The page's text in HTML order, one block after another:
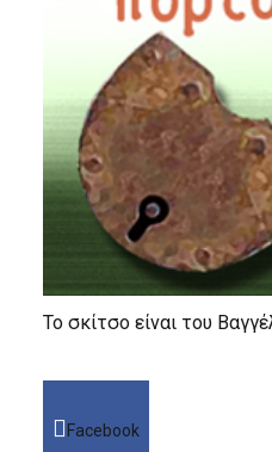
Το σκίτσο είναι του
Facebook